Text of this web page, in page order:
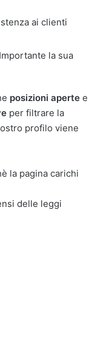
ai clienti
la sua
posizioni aperte e
per filtrare la
profilo viene
la pagina carichi
delle leggi